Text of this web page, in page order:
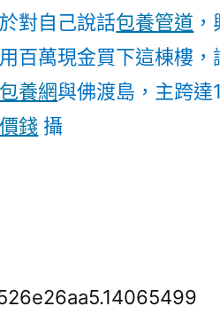
對自己說話包養管道
百萬現金買下這棟樓，
包養網與佛渡島，主跨達
錢 攝